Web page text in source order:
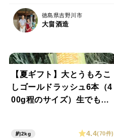
徳島県吉野川市
大畠酒造
【夏ギフト】大とうもろこ
しゴールドラッシュ6本（4
00g程のサイズ）生でも食
約2kg 4.4(70件)